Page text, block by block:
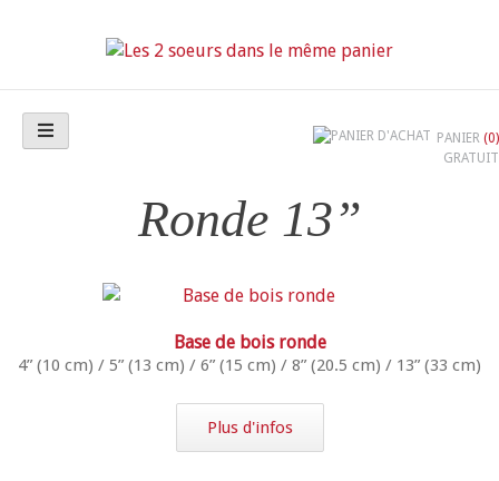
PANIER (0)
GRATUIT
Ronde 13”
Base de bois ronde
4” (10 cm) / 5” (13 cm) / 6” (15 cm) / 8” (20.5 cm) / 13” (33 cm)
Plus d'infos